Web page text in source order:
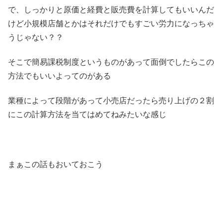
で、しっかりと原価と経費と販売費を計算してもいいんだ
けど小規模店舗とかはそれだけでもすごい労力になっちゃ
うじゃない？？
そこで簡易課税制度というものがあって面倒でしたらこの
方法でもいいよってのがある
業種によって段階があって小売店だったら売り上げの２割
にこの計算方法を当てはめてねみたいな感じ
まぁこの話もおいておこう